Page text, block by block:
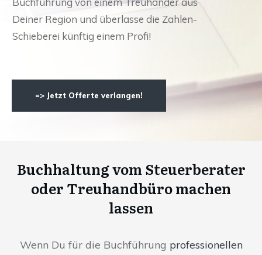
Deiner Region und überlasse die Zahlen-
Schieberei künftig einem Profi!
=> Jetzt Offerte verlangen!
Buchhaltung vom Steuerberater
oder Treuhandbüro machen
lassen
Wenn Du für die Buchführung professionellen